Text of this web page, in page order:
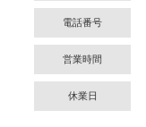
電話番号
営業時間
休業日